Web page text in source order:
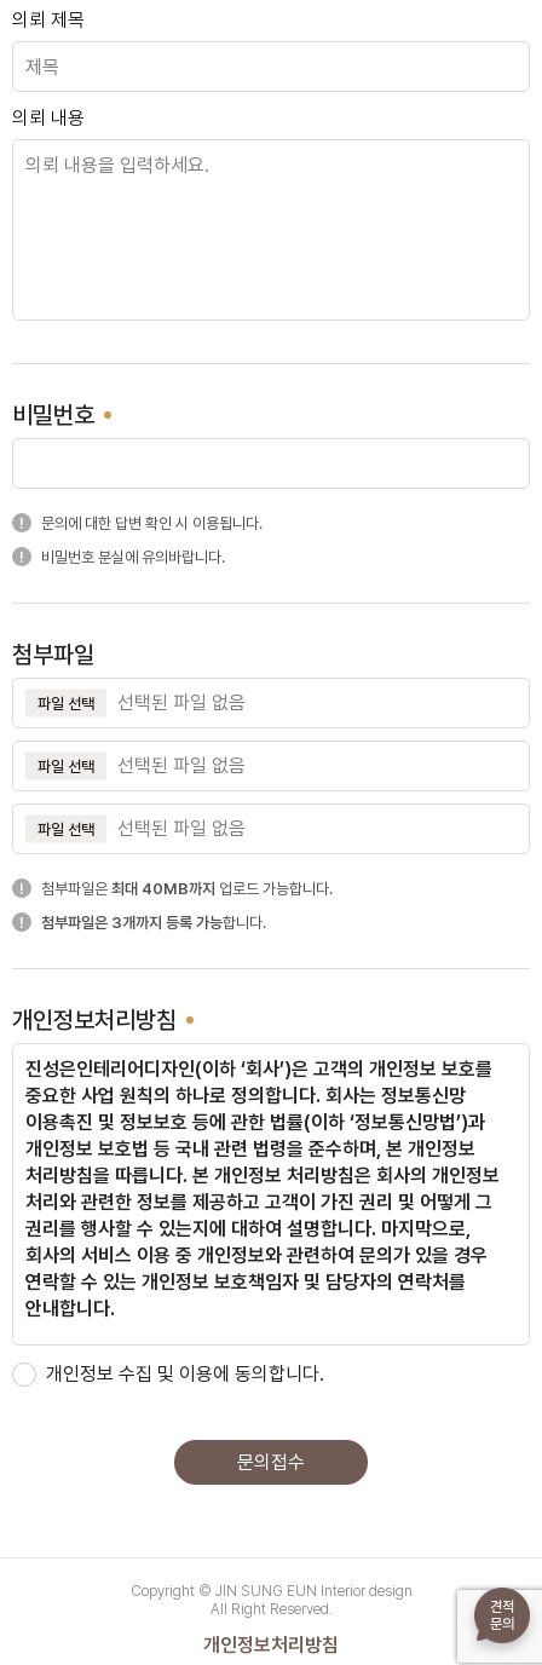
동작 보성펠리스
송파 아시아선수촌
영통 이편한세상
150만 유튜버의 집
의뢰 제목
의뢰 내용
비밀번호
문의에 대한 답변 확인 시 이용됩니다.
비밀번호 분실에 유의바랍니다.
첨부파일
파일 선택 선택된 파일 없음
파일 선택 선택된 파일 없음
파일 선택 선택된 파일 없음
첨부파일은 최대 40MB까지 업로드 가능합니다.
첨부파일은 3개까지 등록 가능합니다.
개인정보처리방침
진성은인테리어디자인(이하 ‘회사’)은 고객의 개인정보 보호를
중요한 사업 원칙의 하나로 정의합니다. 회사는 정보통신망
이용촉진 및 정보보호 등에 관한 법률(이하 ‘정보통신망법’)과
개인정보 보호법 등 국내 관련 법령을 준수하며, 본 개인정보
처리방침을 따릅니다. 본 개인정보 처리방침은 회사의 개인정보
처리와 관련한 정보를 제공하고 고객이 가진 권리 및 어떻게 그
권리를 행사할 수 있는지에 대하여 설명합니다. 마지막으로,
회사의 서비스 이용 중 개인정보와 관련하여 문의가 있을 경우
연락할 수 있는 개인정보 보호책임자 및 담당자의 연락처를
안내합니다.
본 방침은 : 2022년 04월 19일 부터 시행됩니다.
회사는 수집한 개인정보를 다음의 목적을 위해 활용합니다.
개인정보는 다음의 목적 이외의 용도로는 사용되지 아니하며,
이용목적
홈페이지 문의 관리
수집하는 개인정보 항목 및 수집방법
개인정보 수집 및 이용에 동의합니다.
문의접수
Copyright © JIN SUNG EUN Interior design
All Right Reserved.
개인정보처리방침
견적
문의